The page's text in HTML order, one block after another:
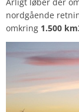
nordgående
omkring 1.500